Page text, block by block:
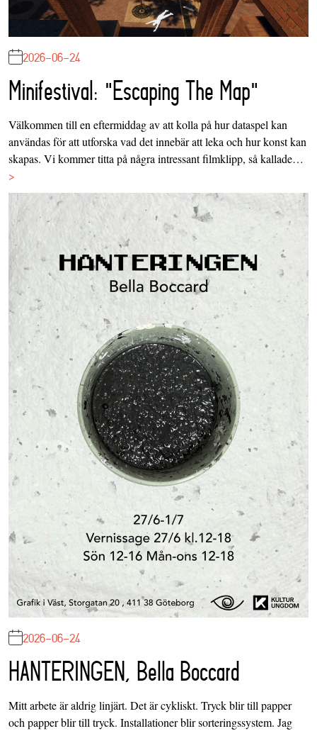
2026-06-24
Minifestival: "Escaping The Map"
Välkommen till en eftermiddag av att kolla på hur dataspel kan
användas för att utforska vad det innebär att leka och hur konst kan
skapas. Vi kommer titta på några intressant filmklipp, så kallade…
>
2026-06-24
HANTERINGEN, Bella Boccard
Mitt arbete är aldrig linjärt. Det är cykliskt. Tryck blir till papper
och papper blir till tryck. Installationer blir sorteringssystem. Jag